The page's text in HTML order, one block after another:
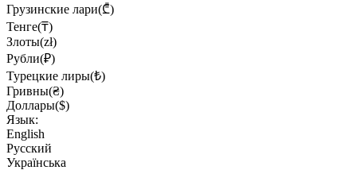
Грузинские лари(₾)
Тенге(₸)
Злоты(zł)
Рубли(₽)
Турецкие лиры(₺)
Гривны(₴)
Доллары($)
Язык:
English
Русский
Українська